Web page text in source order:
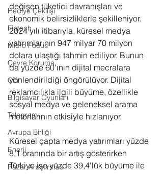
Hediye Çekilişi
Fintech
Micro Focus
Çevre Koruma
Çin
Bilgisayar Oyunları
Telegram
Avrupa Birliği
Enerji
Pazar Araştırması
değişen tüketici davranışları ve
ekonomik belirsizliklerle şekilleniyor.
2024 yılı itibarıyla, küresel medya
yatırımlarının 947 milyar 70 milyon
dolara ulaştığı tahmin ediliyor. Bunun
da yüzde 60'ının dijital mecralara
yönlendirildiği öngörülüyor. Dijital
reklamcılıkla ilgili büyüme, özellikle
sosyal medya ve geleneksel arama
motorlarının etkisiyle hızlanıyor.
Küresel çapta medya yatırımları yüzde
8,1 oranında bir artış gösterirken
Türkiye ise yüzde 39,4'lük büyüme ile